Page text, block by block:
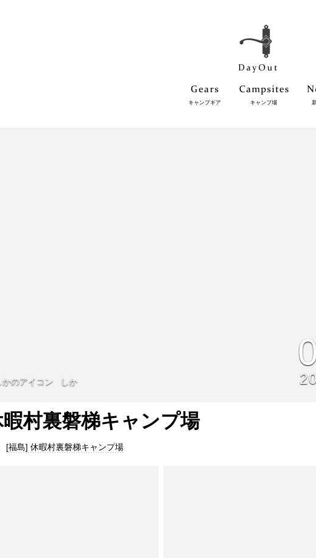
キャンプギア キャンプ場
しか
村裏磐梯キャンプ場
[福島] 休暇村裏磐梯キャンプ場